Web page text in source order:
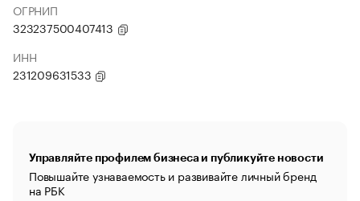
ОГРНИП
323237500407413
ИНН
231209631533
Управляйте профилем бизнеса и публикуйте новости
Повышайте узнаваемость и развивайте личный бренд
на РБК